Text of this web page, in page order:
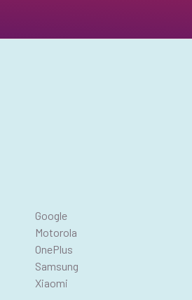
Google
Motorola
OnePlus
Samsung
Xiaomi